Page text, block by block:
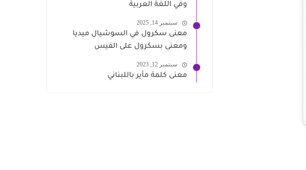
وفي اللغة العربية
سبتمبر 14, 2025
معنى سكرول في السوشيال ميديا
ومعنى بسكرول على الفيس
سبتمبر 12, 2023
معنى كلمة مأير باللبناني